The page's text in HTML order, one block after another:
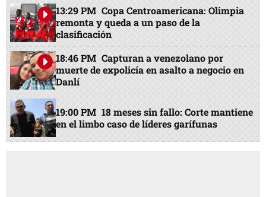
13:29 PM Copa Centroamericana: Olimpia
remonta y queda a un paso de la
clasificación
18:46 PM Capturan a venezolano por
muerte de expolicía en asalto a negocio en
Danlí
19:00 PM 18 meses sin fallo: Corte mantiene
en el limbo caso de líderes garífunas